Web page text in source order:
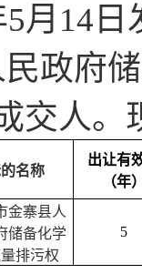
5月14
政府
交人
名称
出让有
（年
金寨县人
储备化学
排污权
5